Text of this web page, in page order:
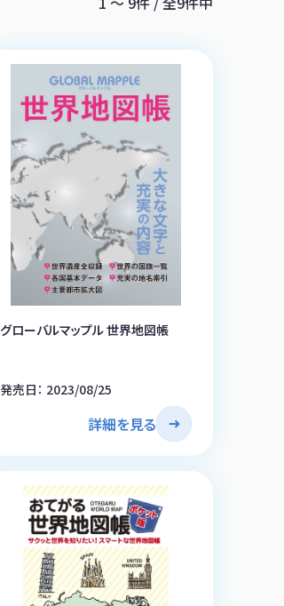
グローバルマップル 世界地図帳
発売日： 2023/08/25
詳細を見る